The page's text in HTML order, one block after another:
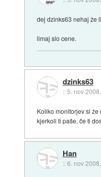
dej dzinks63 nehaj že
limaj slo cene.
dzinks63
::5. nov
Koliko monitorjev si
kjerkoli ti paše, če ti
Han
::6. nov